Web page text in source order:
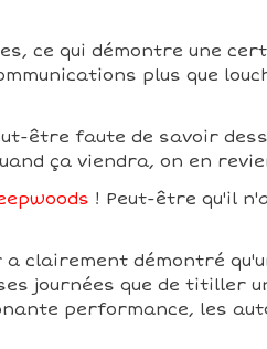
ce qui démontre une
plus que
être faute de savoir
ça viendra, on en
! Peut-être qu'il
a clairement démontré
journées que de titiller
performance, les